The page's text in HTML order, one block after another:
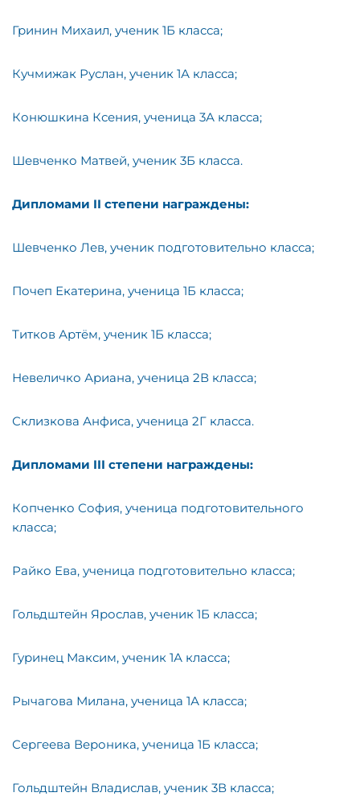
Гринин Михаил, ученик 1Б класса;
Кучмижак Руслан, ученик 1А класса;
Конюшкина Ксения, ученица 3А класса;
Шевченко Матвей, ученик 3Б класса.
Дипломами II степени награждены:
Шевченко Лев, ученик подготовительно класса;
Почеп Екатерина, ученица 1Б класса;
Титков Артём, ученик 1Б класса;
Невеличко Ариана, ученица 2В класса;
Склизкова Анфиса, ученица 2Г класса.
Дипломами III степени награждены:
Копченко София, ученица подготовительного
класса;
Райко Ева, ученица подготовительно класса;
Гольдштейн Ярослав, ученик 1Б класса;
Гуринец Максим, ученик 1А класса;
Рычагова Милана, ученица 1А класса;
Сергеева Вероника, ученица 1Б класса;
Гольдштейн Владислав, ученик 3В класса;